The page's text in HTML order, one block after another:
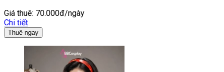
Giá thuê: 70.000đ/ngày
Chi tiết
Thuê ngay